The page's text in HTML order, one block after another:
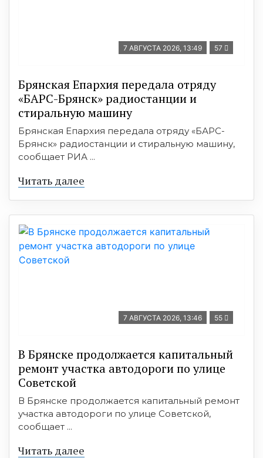
7 АВГУСТА 2026, 13:49 57
Брянская Епархия передала отряду
«БАРС-Брянск» радиостанции и
стиральную машину
Брянская Епархия передала отряду «БАРС-
Брянск» радиостанции и стиральную машину,
сообщает РИА ...
Читать далее
7 АВГУСТА 2026, 13:46 55
В Брянске продолжается капитальный
ремонт участка автодороги по улице
Советской
В Брянске продолжается капитальный ремонт
участка автодороги по улице Советской,
сообщает ...
Читать далее